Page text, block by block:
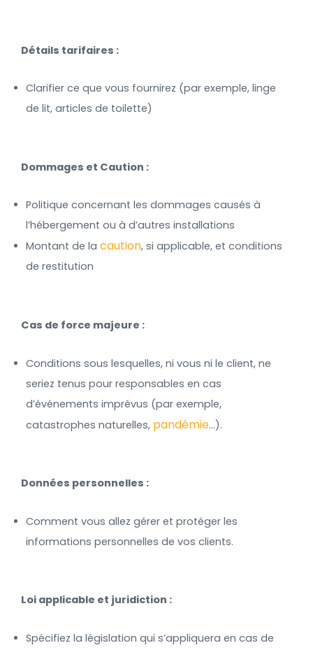
Détails tarifaires :
Clarifier ce que vous fournirez (par exemple, linge
de lit, articles de toilette)
Dommages et Caution :
Politique concernant les dommages causés à
l’hébergement ou à d’autres installations
Montant de lacaution, si applicable, et conditions
de restitution
Cas de force majeure :
Conditions sous lesquelles, ni vous ni le client, ne
seriez tenus pour responsables en cas
d’événements imprévus (par exemple,
catastrophes naturelles, pandémie…).
Données personnelles :
Comment vous allez gérer et protéger les
informations personnelles de vos clients.
Loi applicable et juridiction :
Spécifiez la législation qui s’appliquera en cas de